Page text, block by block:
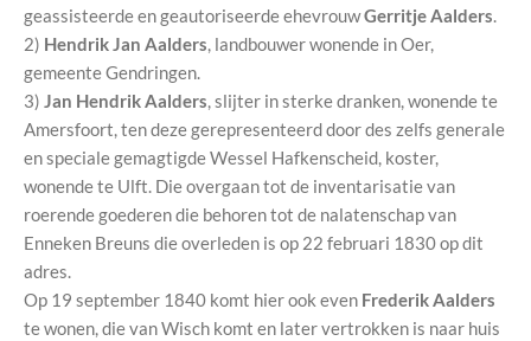
geassisteerde en geautoriseerde ehevrouwGerritje Aalders.
2) Hendrik Jan Aalders, landbouwer wonende in Oer,
gemeente Gendringen.
3) Jan Hendrik Aalders, slijter in sterke dranken, wonende te
Amersfoort, ten deze gerepresenteerd door des zelfs generale
en speciale gemagtigde Wessel Hafkenscheid, koster,
wonende te Ulft. Die overgaan tot de inventarisatie van
roerende goederen die behoren tot de nalatenschap van
Enneken Breuns die overleden is op 22 februari 1830 op dit
adres.
Op 19 september 1840 komt hier ook even Frederik Aalders
te wonen, die van Wisch komt en later vertrokken is naar huis